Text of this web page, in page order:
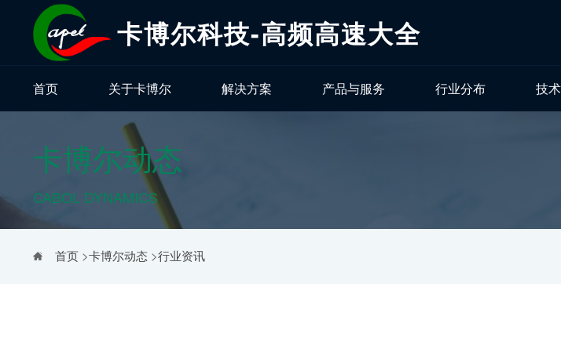
卡博尔科技-高频高速大全
首页 关于卡博尔 解决方案 产品与服务 行业分布 技
卡博尔动态
CABOL DYNAMICS
首页>卡博尔动态>行业资讯